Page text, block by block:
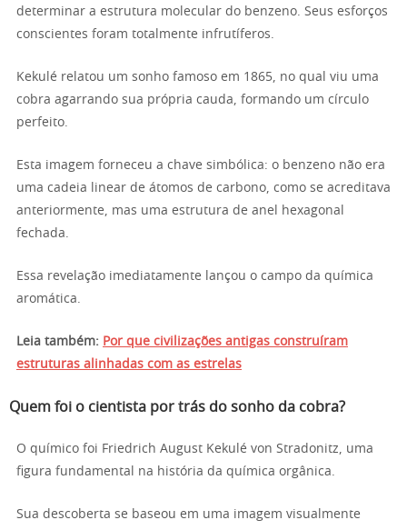
determinar a estrutura molecular do benzeno. Seus esforços
conscientes foram totalmente infrutíferos.
Kekulé relatou um sonho famoso em 1865, no qual viu uma
cobra agarrando sua própria cauda, formando um círculo
perfeito.
Esta imagem forneceu a chave simbólica: o benzeno não era
uma cadeia linear de átomos de carbono, como se acreditava
anteriormente, mas uma estrutura de anel hexagonal
fechada.
Essa revelação imediatamente lançou o campo da química
aromática.
Leia também: Por que civilizações antigas construíram
estruturas alinhadas com as estrelas
Quem foi o cientista por trás do sonho da cobra?
O químico foi Friedrich August Kekulé von Stradonitz, uma
figura fundamental na história da química orgânica.
Sua descoberta se baseou em uma imagem visualmente